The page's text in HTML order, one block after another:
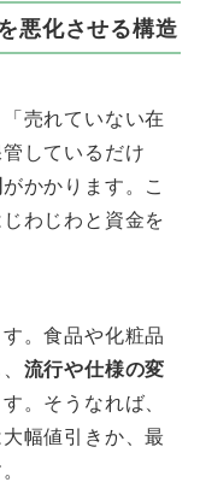
悪化させる構造
売れていない在
しているだけ
がかかります。こ
わじわと資金を
。食品や化粧品
流行や仕様の変
。そうなれば、
幅値引きか、最